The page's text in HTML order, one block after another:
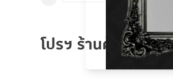
โปรฯ ร้านค้า